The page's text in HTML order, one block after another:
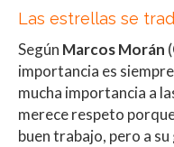
Las estrellas se
Según Marcos Morán
importancia es
mucha importancia a
merece respeto
buen trabajo, pero a